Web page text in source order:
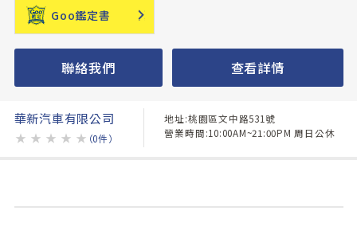
Goo鑑定書
聯絡我們 查看詳情
華新汽車有限公司
★ ★ ★ ★ ★ （0件）
地址:桃園區文中路531號
營業時間:10:00AM~21:00PM 周日公休